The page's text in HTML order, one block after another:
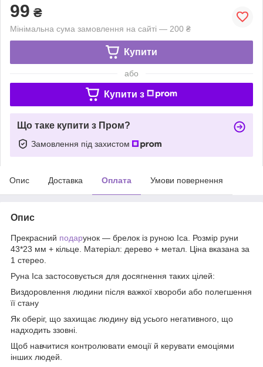
99 ₴
Мінімальна сума замовлення на сайті — 200 ₴
Купити
або
Купити з
Що таке купити з Пром?
Замовлення під захистом
Опис Доставка Оплата Умови повернення
Опис
Прекрасний подарунок — брелок із руною Іса. Розмір руни
43*23 мм + кільце. Матеріал: дерево + метал. Ціна вказана за
1 стерео.
Руна Іса застосовується для досягнення таких цілей:
Виздоровлення людини після важкої хвороби або полегшення
її стану
Як оберіг, що захищає людину від усього негативного, що
надходить ззовні.
Щоб навчитися контролювати емоції й керувати емоціями
інших людей.